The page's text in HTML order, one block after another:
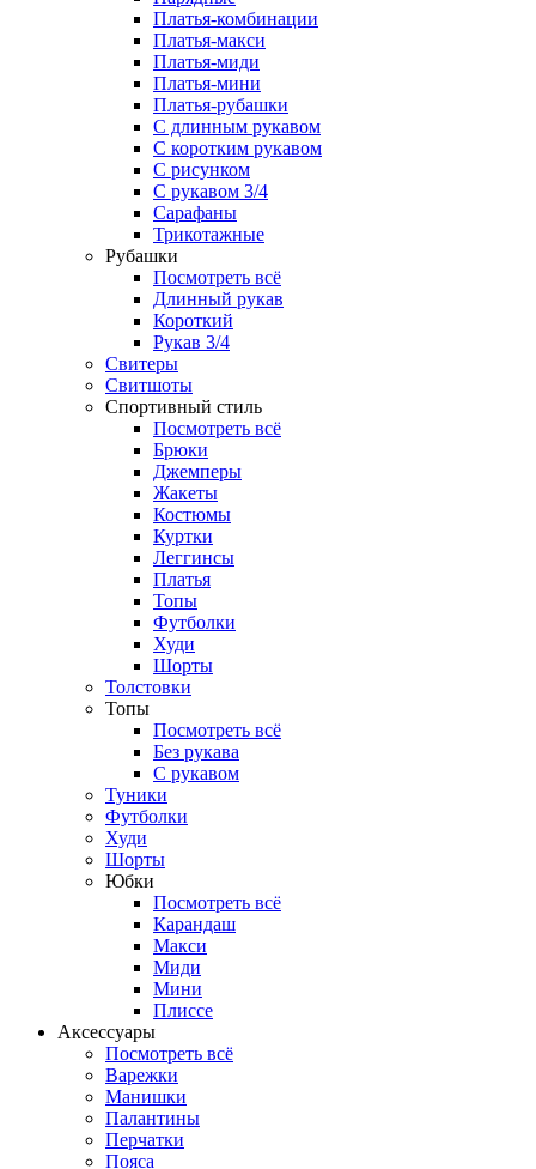
Платья-комбинации
Платья-макси
Платья-миди
Платья-мини
Платья-рубашки
С длинным рукавом
С коротким рукавом
С рисунком
С рукавом 3/4
Сарафаны
Трикотажные
Рубашки
Посмотреть всё
Длинный рукав
Короткий
Рукав 3/4
Свитеры
Свитшоты
Спортивный стиль
Посмотреть всё
Брюки
Джемперы
Жакеты
Костюмы
Куртки
Леггинсы
Платья
Топы
Футболки
Худи
Шорты
Толстовки
Топы
Посмотреть всё
Без рукава
С рукавом
Туники
Футболки
Худи
Шорты
Юбки
Посмотреть всё
Карандаш
Макси
Миди
Мини
Плиссе
Аксессуары
Посмотреть всё
Варежки
Манишки
Палантины
Перчатки
Пояса